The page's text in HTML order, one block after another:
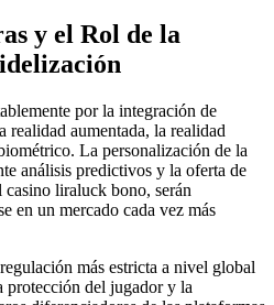
y el Rol de la
por la integración de
realidad aumentada, la realidad
La personalización de la
análisis predictivos y la oferta de
casino liraluck bono, serán
en un mercado cada vez más
más estricta a nivel global
protección del jugador y la